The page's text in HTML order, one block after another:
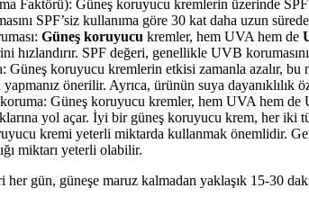
Faktörü): Güneş koruyucu kremlerin üzerinde
SPF’siz kullanıma göre 30 kat daha uzun
Güneş koruyucu kremler, hem UVA hem de
hızlandırır. SPF değeri, genellikle UVB
Güneş koruyucu kremlerin etkisi zamanla azalır,
önerilir. Ayrıca, ürünün suya dayanıklılık
Güneş koruyucu kremler, hem UVA hem de
yol açar. İyi bir güneş koruyucu krem, her iki
kremi yeterli miktarda kullanmak önemlidir.
miktarı yeterli olabilir.
gün, güneşe maruz kalmadan yaklaşık 15-30